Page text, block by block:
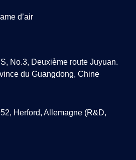
d’air
No.3, Deuxième route Juyuan.
du Guangdong, Chine
Herford, Allemagne (R&D,